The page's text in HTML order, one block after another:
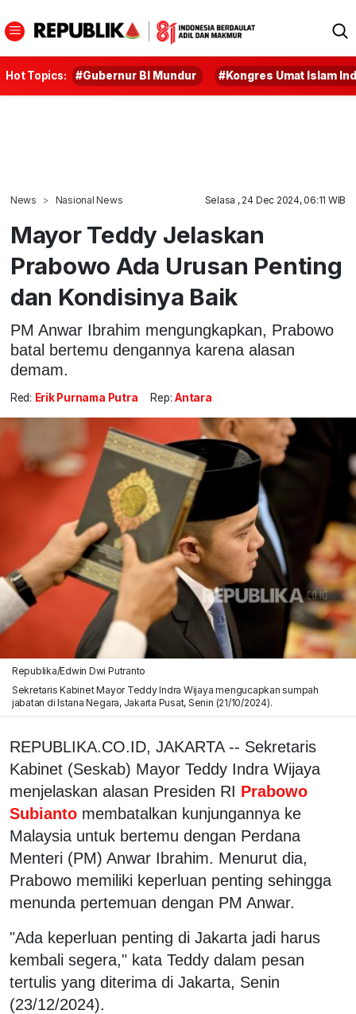
Hot Topics: #Gubernur BI Mundur #Kongres Umat Islam
News Nasional News Selasa , 24 Dec 2024, 06:11 WIB
Mayor Teddy Jelaskan
Prabowo Ada Urusan Penting
dan Kondisinya Baik
PM Anwar Ibrahim mengungkapkan, Prabowo
batal bertemu dengannya karena alasan
demam.
Red: Erik Purnama Putra Rep: Antara
Republika/Edwin Dwi Putranto
Sekretaris Kabinet Mayor Teddy Indra Wijaya mengucapkan sumpah
jabatan di Istana Negara, Jakarta Pusat, Senin (21/10/2024).
REPUBLIKA.CO.ID, JAKARTA -- Sekretaris
Kabinet (Seskab) Mayor Teddy Indra Wijaya
menjelaskan alasan Presiden RI Prabowo
Subianto membatalkan kunjungannya ke
Malaysia untuk bertemu dengan Perdana
Menteri (PM) Anwar Ibrahim. Menurut dia,
Prabowo memiliki keperluan penting sehingga
menunda pertemuan dengan PM Anwar.
"Ada keperluan penting di Jakarta jadi harus
kembali segera," kata Teddy dalam pesan
tertulis yang diterima di Jakarta, Senin
(23/12/2024).